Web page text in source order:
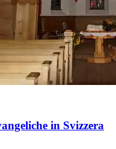
in Svizzera